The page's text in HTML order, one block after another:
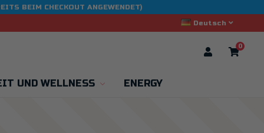
BEIM CHECKOUT ANGEWENDET)
Deutsch
0
UND WELLNESS ENERGY